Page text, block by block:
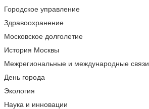
Городское управление
Здравоохранение
Московское долголетие
История Москвы
Межрегиональные и международные связи
День города
Экология
Наука и инновации